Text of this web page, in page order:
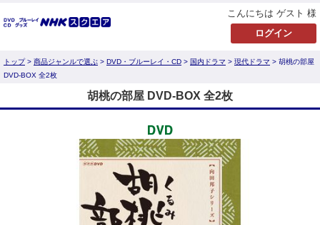
こんにちは ゲスト 様
トップ> 商品ジャンルで選ぶ > DVD・ブルーレイ・CD > 国内ドラマ > 現代ドラマ > 胡桃の部屋
DVD-BOX 全2枚
胡桃の部屋 DVD-BOX 全2枚